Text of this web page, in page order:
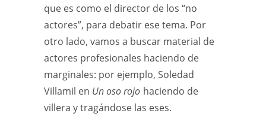
que es como el director de los “no
actores”, para debatir ese tema. Por
otro lado, vamos a buscar material de
actores profesionales haciendo de
marginales: por ejemplo, Soledad
Villamil en Un oso rojo haciendo de
villera y tragándose las eses.